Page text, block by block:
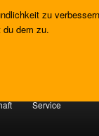
Service
zu
du dem zu.